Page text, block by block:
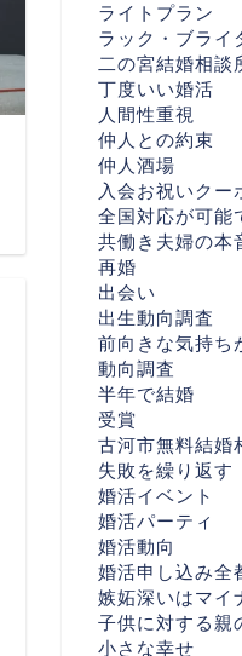
ライトプラン
ラック・ブライ
二の宮結婚相
丁度いい婚活
人間性重視
仲人との約束
仲人酒場
入会お祝いクー
全国対応が可能
共働き夫婦の本
再婚
出会い
出生動向調査
前向きな気持ち
動向調査
半年で結婚
受賞
古河市無料結婚
失敗を繰り返す
婚活イベント
婚活パーティ
婚活動向
婚活申し込み全
嫉妬深いはマイ
子供に対する親
小さな幸せ